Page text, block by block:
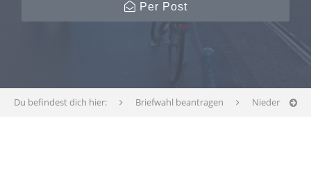
Per Post
Du befindest dich hier: Briefwahl beantragen